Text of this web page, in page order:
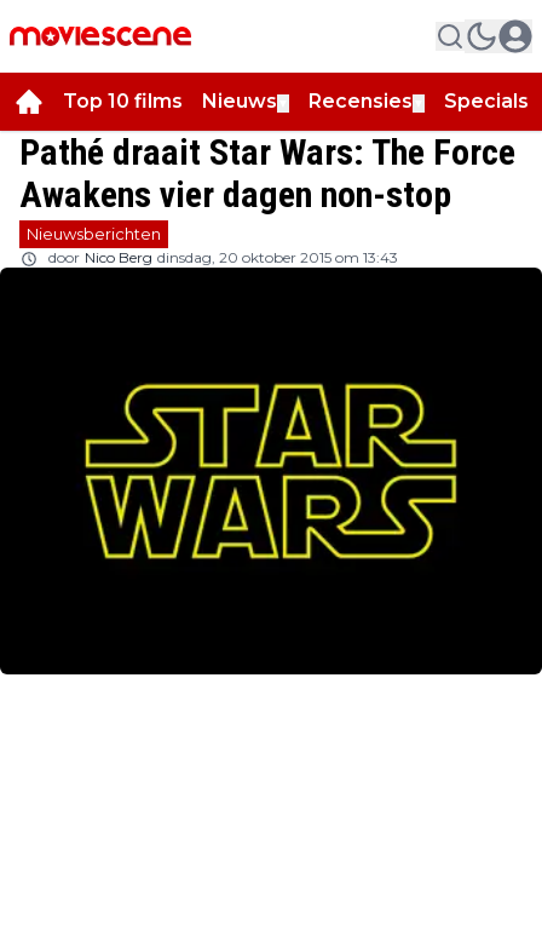
Top 10 films Nieuws Recensies Specials
Pathé draait Star Wars: The Force
Awakens vier dagen non-stop
Nieuwsberichten
door Nico Berg dinsdag, 20 oktober 2015 om 13:43